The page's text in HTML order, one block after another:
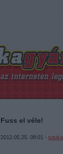
Fuss el véle!
2012.05.25. 08:01 - tutuka